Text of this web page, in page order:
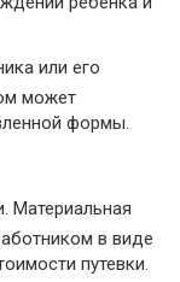
или его
может
формы.
Материальная
в виде
путевки.